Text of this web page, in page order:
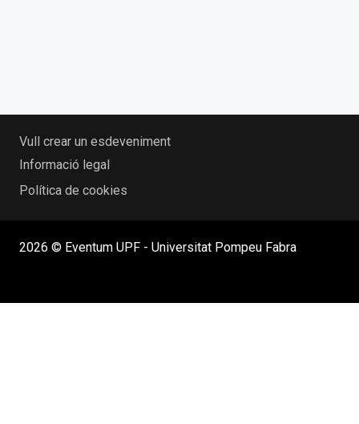
Vull crear un esdeveniment
Informació legal
Política de cookies
2026 © Eventum UPF - Universitat Pompeu Fabra